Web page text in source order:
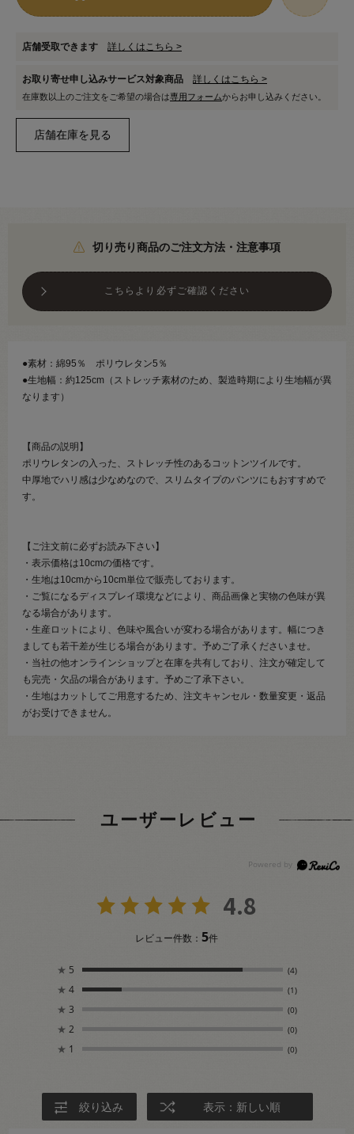
店舗受取できます 詳しくはこちら >
お取り寄せ申し込みサービス対象商品 詳しくはこちら >
在庫数以上のご注文をご希望の場合は専用フォームからお申し込みください。
切り売り商品のご注文方法・注意事項
こちらより必ずご確認ください
●素材：綿95％ ポリウレタン5％
●生地幅：約125cm（ストレッチ素材のため、製造時期により生地幅が異
なります）
【商品の説明】
ポリウレタンの入った、ストレッチ性のあるコットンツイルです。
中厚地でハリ感は少なめなので、スリムタイプのパンツにもおすすめで
す。
【ご注文前に必ずお読み下さい】
・表示価格は10cmの価格です。
・生地は10cmから10cm単位で販売しております。
・ご覧になるディスプレイ環境などにより、商品画像と実物の色味が異
なる場合があります。
・生産ロットにより、色味や風合いが変わる場合があります。幅につき
ましても若干差が生じる場合があります。予めご了承くださいませ。
・当社の他オンラインショップと在庫を共有しており、注文が確定して
も完売・欠品の場合があります。予めご了承下さい。
・生地はカットしてご用意するため、注文キャンセル・数量変更・返品
がお受けできません。
ユーザーレビュー
4.8
レビュー件数：5件
★ 5 (4)
★ 4 (1)
★ 3 (0)
★ 2 (0)
★ 1 (0)
絞り込み 表示：新しい順